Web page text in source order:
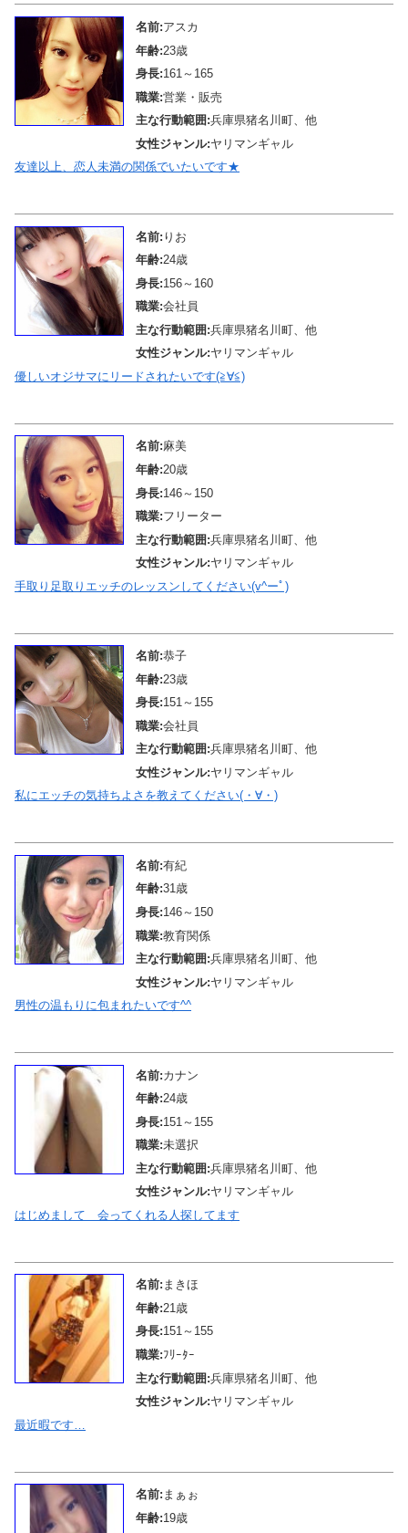
名前:アスカ
年齢:23歳
身長:161～165
職業:営業・販売
主な行動範囲:兵庫県猪名川町、他
女性ジャンル:ヤリマンギャル
友達以上、恋人未満の関係でいたいです★
名前: りお
年齢:24歳
身長:156～160
職業:会社員
主な行動範囲:兵庫県猪名川町、他
女性ジャンル:ヤリマンギャル
優しいオジサマにリードされたいです(≧∀≦)
名前:麻美
年齢:20歳
身長:146～150
職業:フリーター
主な行動範囲:兵庫県猪名川町、他
女性ジャンル:ヤリマンギャル
手取り足取りエッチのレッスンしてください(v^ーﾟ)
名前:恭子
年齢:23歳
身長:151～155
職業:会社員
主な行動範囲:兵庫県猪名川町、他
女性ジャンル:ヤリマンギャル
私にエッチの気持ちよさを教えてください(・∀・)
名前:有紀
年齢:31歳
身長:146～150
職業:教育関係
主な行動範囲:兵庫県猪名川町、他
女性ジャンル:ヤリマンギャル
男性の温もりに包まれたいです^^
名前:カナン
年齢:24歳
身長:151～155
職業:未選択
主な行動範囲:兵庫県猪名川町、他
女性ジャンル:ヤリマンギャル
はじめまして 会ってくれる人探してます
名前: まきほ
年齢:21歳
身長:151～155
職業:ﾌﾘｰﾀｰ
主な行動範囲:兵庫県猪名川町、他
女性ジャンル:ヤリマンギャル
最近暇です…
名前: まぁぉ
年齢:19歳